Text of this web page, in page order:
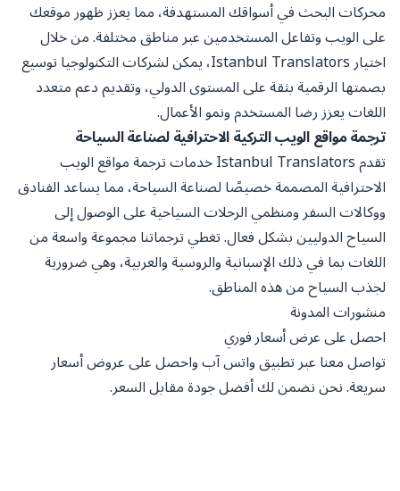
محركات البحث في أسواقك المستهدفة، مما يعزز ظهور موقعك
على الويب وتفاعل المستخدمين عبر مناطق مختلفة. من خلال
اختيار Istanbul Translators، يمكن لشركات التكنولوجيا توسيع
بصمتها الرقمية بثقة على المستوى الدولي، وتقديم دعم متعدد
اللغات يعزز رضا المستخدم ونمو الأعمال.
ترجمة مواقع الويب التركية الاحترافية لصناعة السياحة
تقدم Istanbul Translators خدمات ترجمة مواقع الويب
الاحترافية المصممة خصيصًا لصناعة السياحة، مما يساعد الفنادق
ووكالات السفر ومنظمي الرحلات السياحية على الوصول إلى
السياح الدوليين بشكل فعال. تغطي ترجماتنا مجموعة واسعة من
اللغات بما في ذلك الإسبانية والروسية والعربية، وهي ضرورية
لجذب السياح من هذه المناطق.
منشورات المدونة
احصل على عرض أسعار فوري
تواصل معنا عبر تطبيق واتس آب واحصل على عروض أسعار
سريعة. نحن نضمن لك أفضل جودة مقابل السعر.